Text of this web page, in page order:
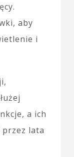
aby
i
a ich
lata